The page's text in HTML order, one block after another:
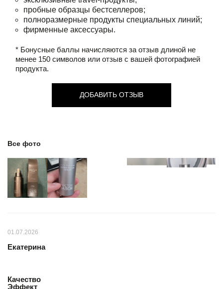
пробные образцы бестселлеров;
полноразмерные продукты специальных линий;
фирменные аксессуары.
* Бонусные баллы начисляются за отзыв длиной не
менее 150 символов или отзыв с вашей фотографией
продукта.
ДОБАВИТЬ ОТЗЫВ
Все фото
01.07.2026
Екатерина
Качество
Эффект